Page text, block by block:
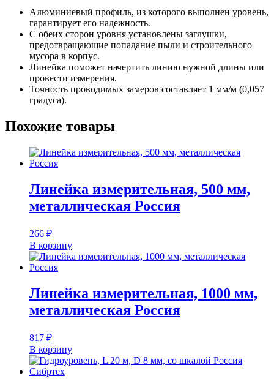
Алюминиевый профиль, из которого выполнен уровень,
гарантирует его надежность.
С обеих сторон уровня установлены заглушки,
предотвращающие попадание пыли и строительного
мусора в корпус.
Линейка поможет начертить линию нужной длины или
провести измерения.
Точность проводимых замеров составляет 1 мм/м (0,057
градуса).
Похожие товары
Линейка измерительная, 500 мм,
металлическая Россия
266 ₽
В корзину
Линейка измерительная, 1000 мм,
металлическая Россия
817 ₽
В корзину